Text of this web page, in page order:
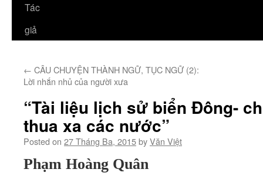
Tác
giả
← CÂU CHUYỆN THÀNH NGỮ, TỤC NGỮ (2):
Lời nhắn nhủ của người xưa
“Tài liệu lịch sử biển Đông-
thua xa các nước”
Posted on 27 Tháng Ba, 2015byVăn Việt
Phạm Hoàng Quân